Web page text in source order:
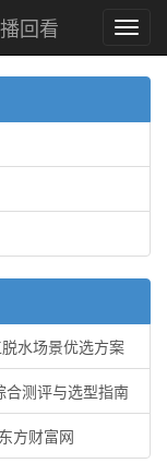
回看
水场景优选方案
测评与选型指南
方财富网